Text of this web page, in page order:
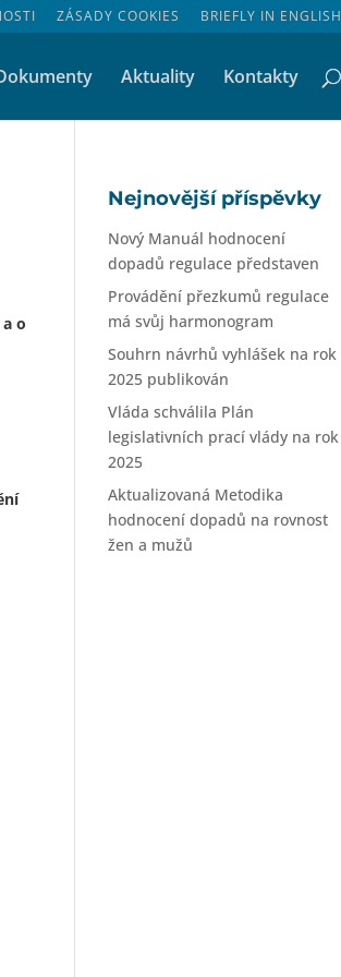
ZÁSADY COOKIES BRIEFLY IN ENGLISH
Aktuality Kontakty
o
Nejnovější příspěvky
Nový Manuál hodnocení
dopadů regulace představen
Provádění přezkumů regulace
má svůj harmonogram
Souhrn návrhů vyhlášek na rok
2025 publikován
Vláda schválila Plán
legislativních prací vlády na rok
2025
Aktualizovaná Metodika
hodnocení dopadů na rovnost
žen a mužů